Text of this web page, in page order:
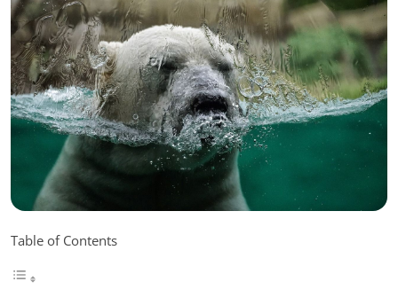
Table of Contents